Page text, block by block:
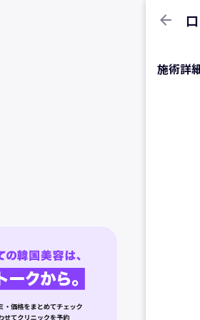
arrow_back
施術詳